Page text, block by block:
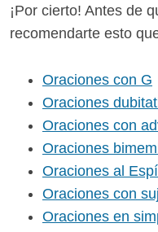
¡Por cierto! Antes de
recomendarte esto
Oraciones con G
Oraciones
Oraciones con
Oraciones
Oraciones al
Oraciones con
Oraciones en